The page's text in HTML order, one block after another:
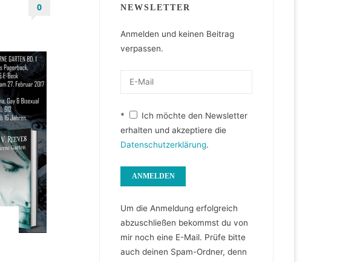
0 NEWSLETTER
Anmelden und keinen Beitrag
verpassen.
*
Ich möchte den Newsletter
erhalten und akzeptiere die
Datenschutzerklärung.
Um die Anmeldung erfolgreich
abzuschließen bekommst du von
mir noch eine E-Mail. Prüfe bitte
auch deinen Spam-Ordner, denn